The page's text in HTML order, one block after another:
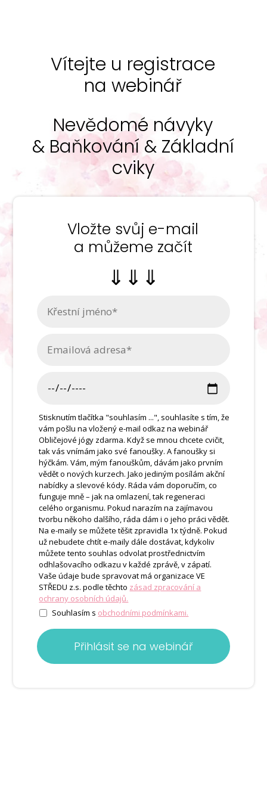
Vítejte u registrace
na webinář
Nevědomé návyky
& Baňkování & Základní
cviky
Vložte svůj e-mail
a můžeme začít
⇓⇓⇓
Stisknutím tlačítka "souhlasím ...", souhlasíte s tím, že
vám pošlu na vložený e-mail odkaz na webinář
Obličejové jógy zdarma. Když se mnou chcete cvičit,
tak vás vnímám jako své fanoušky. A fanoušky si
hýčkám. Vám, mým fanouškům, dávám jako prvním
vědět o nových kurzech. Jako jediným posílám akční
nabídky a slevové kódy. Ráda vám doporučím, co
funguje mně – jak na omlazení, tak regeneraci
celého organismu. Pokud narazím na zajímavou
tvorbu někoho dalšího, ráda dám i o jeho práci vědět.
Na e-maily se můžete těšit zpravidla 1x týdně. Pokud
už nebudete chtít e-maily dále dostávat, kdykoliv
můžete tento souhlas odvolat prostřednictvím
odhlašovacího odkazu v každé zprávě, v zápatí.
Vaše údaje bude spravovat má organizace VE
STŘEDU z.s. podle těchto zásad zpracování a
ochrany osobních údajů.
Souhlasím s obchodními podmínkami.
Přihlásit se na webinář